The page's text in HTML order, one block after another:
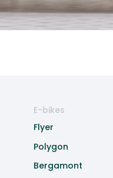
E-bikes
Flyer
Polygon
Bergamont